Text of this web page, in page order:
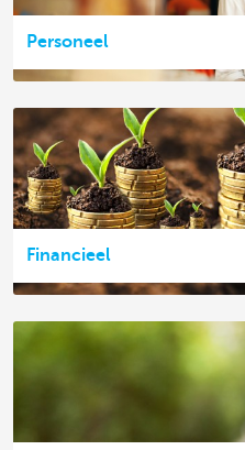
Personeel
Financieel